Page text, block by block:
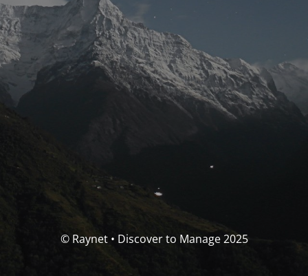
© Raynet • Discover to Manage 2025